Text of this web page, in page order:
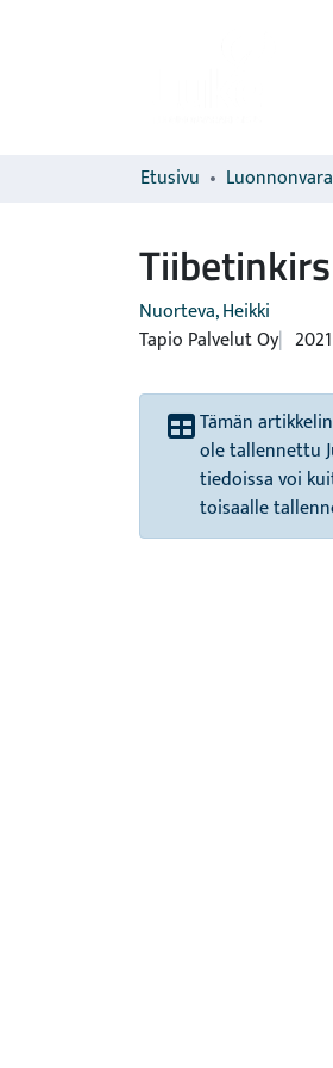
Etusivu
Nuorteva, Heikki
Tapio Palvelut Oy 2021
Tämän
ole tallennettu
tiedoissa voi
toisaalle